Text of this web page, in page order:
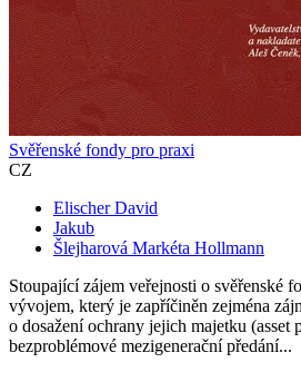
Svěřenské fondy pro praxi
CZ
Elischer David
Jakub
Šlejharová Markéta Hollmann
Stoupající zájem veřejnosti o svěřenské
vývojem, který je zapříčiněn zejména
o dosažení ochrany jejich majetku (asset
bezproblémové mezigenerační předání...